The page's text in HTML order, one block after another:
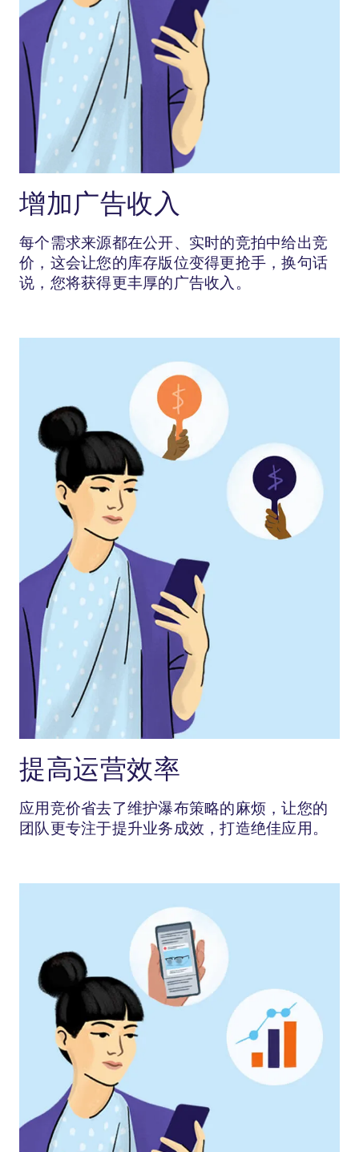
增加广告收入
每个需求来源都在公开、实时的竞拍中给出竞
价，这会让您的库存版位变得更抢手，换句话
说，您将获得更丰厚的广告收入。
提高运营效率
应用竞价省去了维护瀑布策略的麻烦，让您的
团队更专注于提升业务成效，打造绝佳应用。